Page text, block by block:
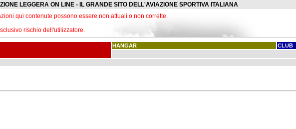
LEGGERA ON LINE - IL GRANDE SITO DELL'AVIAZIONE SPORTIVA ITALIANA
qui contenute possono essere non attuali o non corrette.
rischio dell'utilizzatore.
HANGAR CLUB